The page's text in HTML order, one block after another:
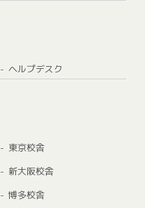
ヘルプデスク
東京校舎
新大阪校舎
博多校舎